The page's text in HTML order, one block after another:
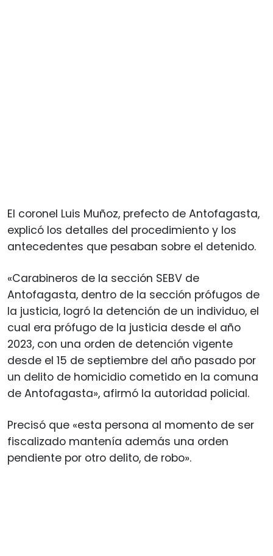
El coronel Luis Muñoz, prefecto de Antofagasta,
explicó los detalles del procedimiento y los
antecedentes que pesaban sobre el detenido.
«Carabineros de la sección SEBV de
Antofagasta, dentro de la sección prófugos de
la justicia, logró la detención de un individuo, el
cual era prófugo de la justicia desde el año
2023, con una orden de detención vigente
desde el 15 de septiembre del año pasado por
un delito de homicidio cometido en la comuna
de Antofagasta», afirmó la autoridad policial.
Precisó que «esta persona al momento de ser
fiscalizado mantenía además una orden
pendiente por otro delito, de robo».